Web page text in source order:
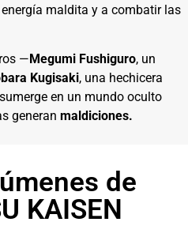
maldita y a combatir las
—Megumi Fushiguro, un
Kugisaki, una hechicera
en un mundo oculto
generan maldiciones.
de
KAISEN